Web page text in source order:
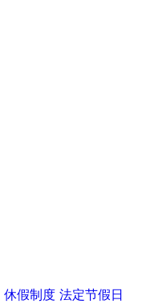
休假制度 法定节假日